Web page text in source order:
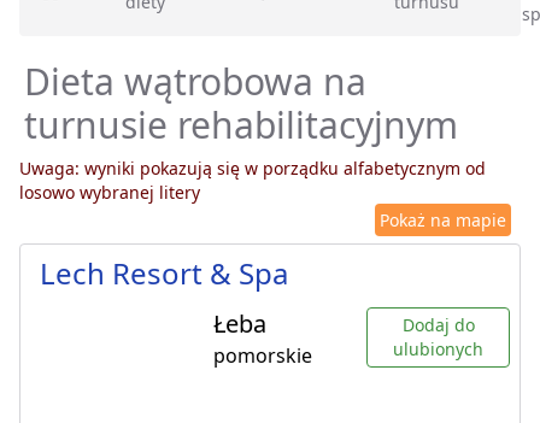
Strona główna
Dieta wątrobowa na
turnusie rehabilitacyjnym
Uwaga: wyniki pokazują się w porządku alfabetycznym od
losowo wybranej litery
Pokaż na mapie
Lech Resort & Spa
Łeba
pomorskie
Dodaj do
ulubionych